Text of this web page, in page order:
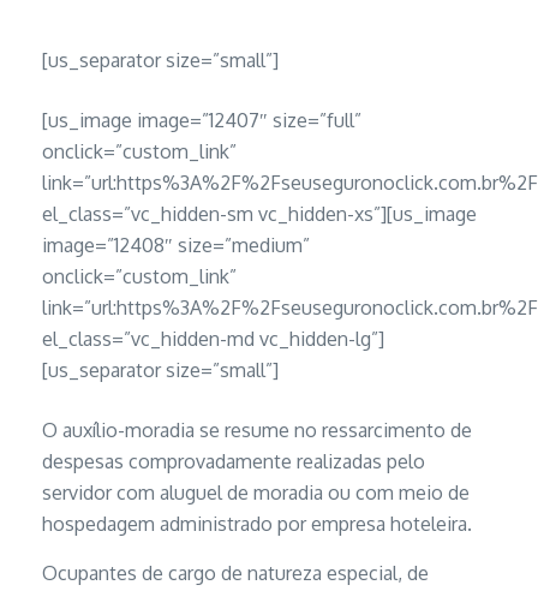
[us_separator size=”small”]
[us_image image=”12407″ size=”full”
onclick=”custom_link”
el_class=”vc_hidden-sm vc_hidden-xs”][us_image
image=”12408″ size=”medium”
onclick=”custom_link”
el_class=”vc_hidden-md vc_hidden-lg”]
[us_separator size=”small”]
O auxílio-moradia se resume no ressarcimento de
despesas comprovadamente realizadas pelo
servidor com aluguel de moradia ou com meio de
hospedagem administrado por empresa hoteleira.
Ocupantes de cargo de natureza especial, de